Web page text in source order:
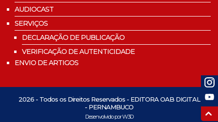
AUDIOCAST
SERVIÇOS
DECLARAÇÃO DE PUBLICAÇÃO
VERIFICAÇÃO DE AUTENTICIDADE
ENVIO DE ARTIGOS
2026 - Todos os Direitos Reservados - EDITORA OAB DIGITAL
- PERNAMBUCO
Desenvolvido por W3D